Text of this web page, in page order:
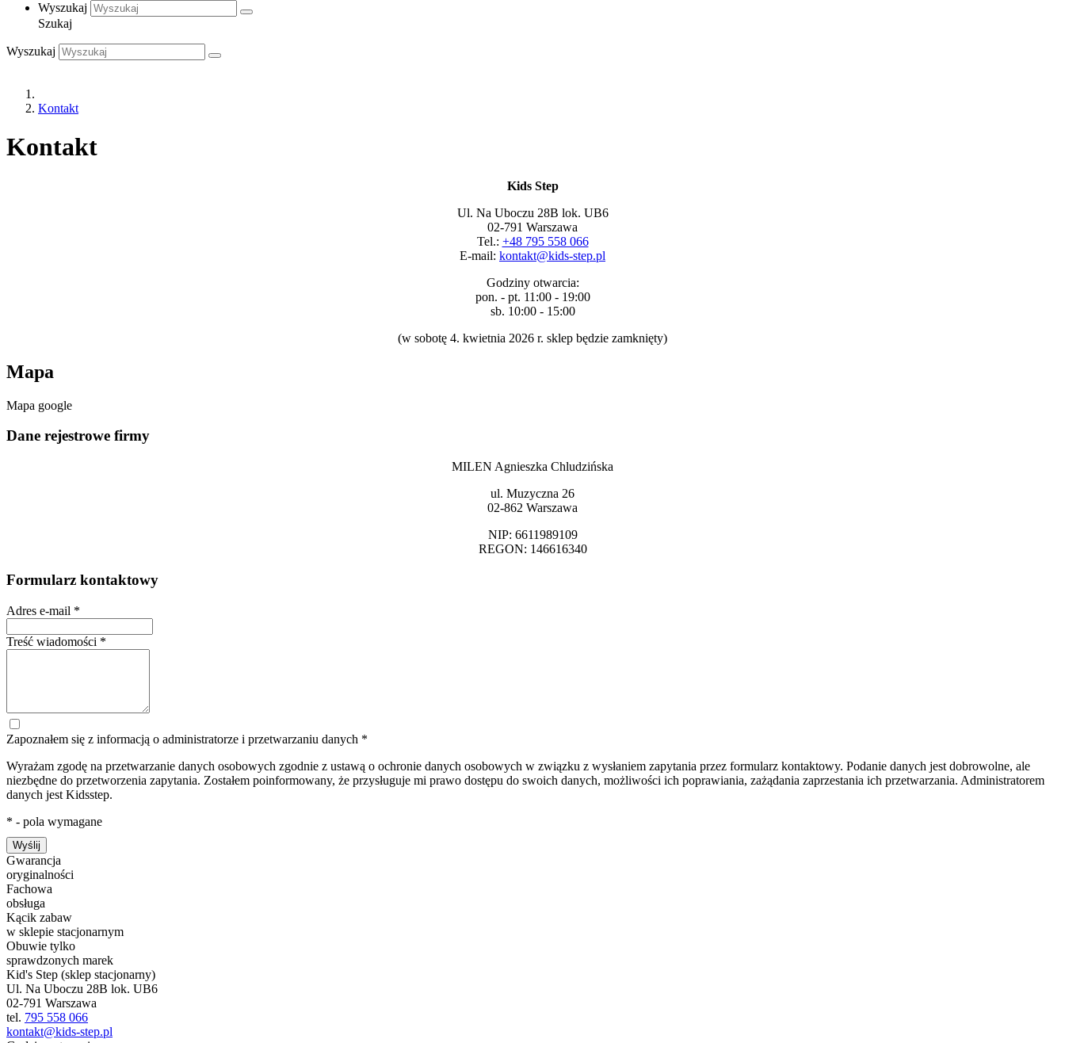
Wyszukaj
Szukaj
Wyszukaj
Kontakt
Kontakt
Kids Step
Ul. Na Uboczu 28B lok. UB6
02-791 Warszawa
Tel.: +48 795 558 066
E-mail: kontakt@kids-step.pl
Godziny otwarcia:
pon. - pt. 11:00 - 19:00
sb. 10:00 - 15:00
(w sobotę 4. kwietnia 2026 r. sklep będzie zamknięty)
Mapa
Mapa google
Dane rejestrowe firmy
MILEN Agnieszka Chludzińska
ul. Muzyczna 26
02-862 Warszawa
NIP: 6611989109
REGON: 146616340
Formularz kontaktowy
Adres e-mail *
Treść wiadomości *
Zapoznałem się z informacją o administratorze i przetwarzaniu danych *
Wyrażam zgodę na przetwarzanie danych osobowych zgodnie z ustawą o ochronie danych osobowych w związku z wysłaniem zapytania przez formularz kontaktowy. Podanie danych jest dobrowolne, ale
niezbędne do przetworzenia zapytania. Zostałem poinformowany, że przysługuje mi prawo dostępu do swoich danych, możliwości ich poprawiania, zażądania zaprzestania ich przetwarzania. Administratorem
danych jest Kidsstep.
* - pola wymagane
Wyślij
Gwarancja
oryginalności
Fachowa
obsługa
Kącik zabaw
w sklepie stacjonarnym
Obuwie tylko
sprawdzonych marek
Kid's Step (sklep stacjonarny)
Ul. Na Uboczu 28B lok. UB6
02-791 Warszawa
tel. 795 558 066
kontakt@kids-step.pl